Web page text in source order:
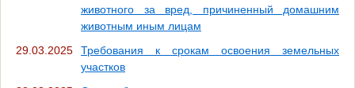
животного за вред, причиненный домашним
животным иным лицам
29.03.2025
Требования к срокам освоения земельных
участков